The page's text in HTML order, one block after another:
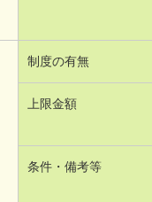
制度の有無
上限金額
条件・備考等